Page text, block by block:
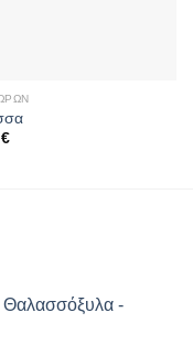
€
Θαλασσόξυλα -